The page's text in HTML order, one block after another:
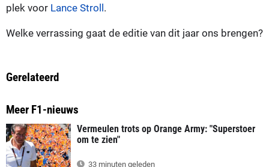
plek voor Lance Stroll .
Welke verrassing gaat de editie van dit jaar ons brengen?
Gerelateerd
Meer F1-nieuws
Vermeulen trots op Orange Army: "Superstoer
om te zien"
33 minuten geleden